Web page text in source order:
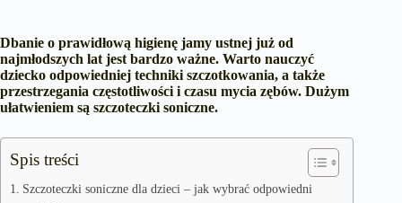
Dbanie o prawidłową higienę jamy ustnej już od
najmłodszych lat jest bardzo ważne. Warto nauczyć
dziecko odpowiedniej techniki szczotkowania, a także
przestrzegania częstotliwości i czasu mycia zębów. Dużym
ułatwieniem są szczoteczki soniczne.
Spis treści
Szczoteczki soniczne dla dzieci – jak wybrać odpowiedni